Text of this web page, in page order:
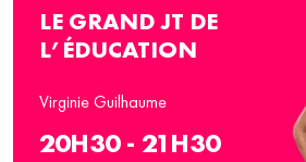
LE GRAND JT DE
L’ÉDUCATION
Virginie Guilhaume
20H30 - 21H30